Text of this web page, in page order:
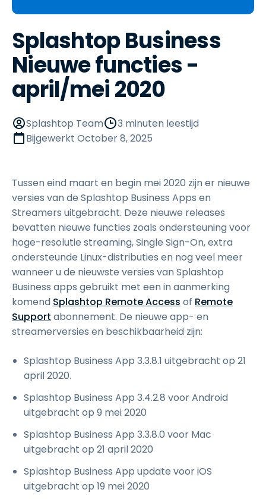
Splashtop Business
Nieuwe functies -
april/mei 2020
Splashtop Team
3 minuten leestijd
Bijgewerkt October 8, 2025
Tussen eind maart en begin mei 2020 zijn er nieuwe
versies van de Splashtop Business Apps en
Streamers uitgebracht. Deze nieuwe releases
bevatten nieuwe functies zoals ondersteuning voor
hoge-resolutie streaming, Single Sign-On, extra
ondersteunde Linux-distributies en nog veel meer
wanneer u de nieuwste versies van Splashtop
Business apps gebruikt met een in aanmerking
komend Splashtop Remote Access of Remote
Support abonnement. De nieuwe app- en
streamerversies en beschikbaarheid zijn:
Splashtop Business App 3.3.8.1 uitgebracht op 21
april 2020.
Splashtop Business App 3.4.2.8 voor Android
uitgebracht op 9 mei 2020
Splashtop Business App 3.3.8.0 voor Mac
uitgebracht op 21 april 2020
Splashtop Business App update voor iOS
uitgebracht op 19 mei 2020